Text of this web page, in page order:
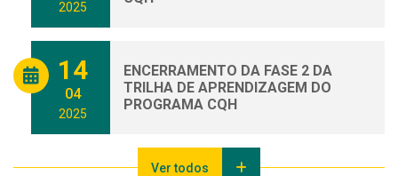
2025
14
04
2025
ENCERRAMENTO DA FASE 2 DA
TRILHA DE APRENDIZAGEM DO
PROGRAMA CQH
Ver todos